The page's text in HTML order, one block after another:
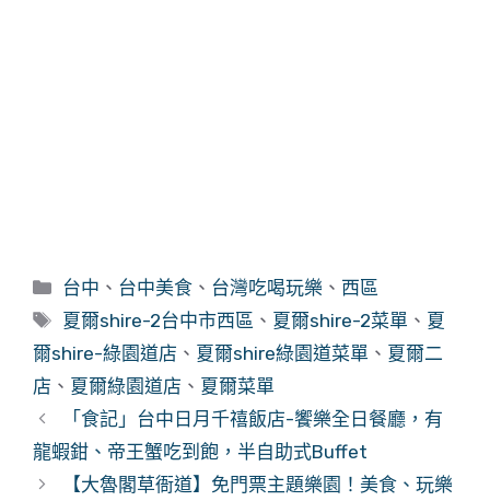
分
類
台中 、 台中美食 、 台灣吃喝玩樂 、 西區
標
籤
夏爾shire-2台中市西區 、 夏爾shire-2菜單 、 夏
爾shire-綠園道店 、 夏爾shire綠園道菜單 、 夏爾二
店 、 夏爾綠園道店 、 夏爾菜單
「食記」台中日月千禧飯店-饗樂全日餐廳，有
龍蝦鉗、帝王蟹吃到飽，半自助式Buffet
【大魯閣草衙道】免門票主題樂園！美食、玩樂